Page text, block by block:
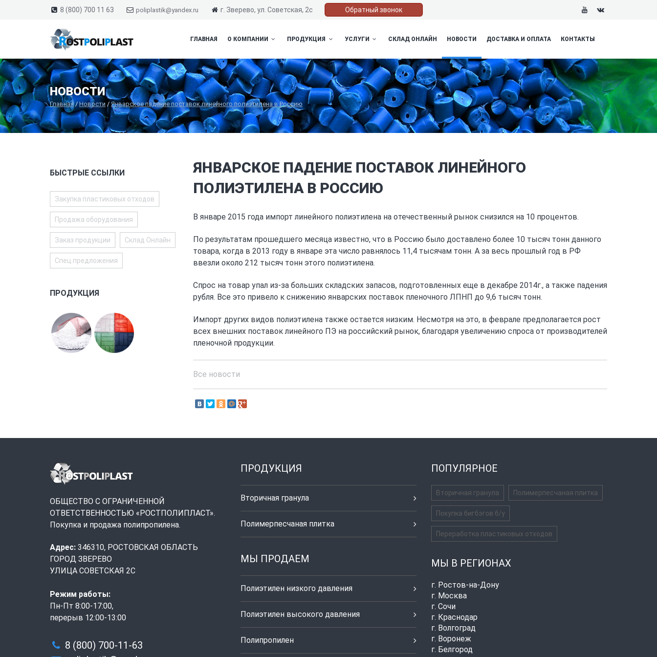
8 (800) 700 11 63 poliplastik@yandex.ru г. Зверево, ул. Советская, 2с Обратный звонок
ГЛАВНАЯ О КОМПАНИИ ПРОДУКЦИЯ УСЛУГИ СКЛАД ОНЛАЙН НОВОСТИ ДОСТАВКА И ОПЛАТА КОНТАКТЫ
НОВОСТИ
Главная/Новости / Январское падение поставок линейного полиэтилена в Россию
ЯНВАРСКОЕ ПАДЕНИЕ ПОСТАВОК ЛИНЕЙНОГО
ПОЛИЭТИЛЕНА В РОССИЮ
В январе 2015 года импорт линейного полиэтилена на отечественный рынок снизился на 10 процентов.
По результатам прошедшего месяца известно, что в Россию было доставлено более 10 тысяч тонн данного
товара, когда в 2013 году в январе эта число равнялось 11,4 тысячам тонн. А за весь прошлый год в РФ
ввезли около 212 тысяч тонн этого полиэтилена.
Спрос на товар упал из-за больших складских запасов, подготовленных еще в декабре 2014г., а также падения
рубля. Все это привело к снижению январских поставок пленочного ЛПНП до 9,6 тысяч тонн.
Импорт других видов полиэтилена также остается низким. Несмотря на это, в феврале предполагается рост
всех внешних поставок линейного ПЭ на российский рынок, благодаря увеличению спроса от производителей
пленочной продукции.
Все новости
БЫСТРЫЕ ССЫЛКИ
Закупка пластиковых отходов
Продажа оборудования
Заказ продукции Склад Онлайн
Спец.предложения
ПРОДУКЦИЯ
ОБЩЕСТВО С ОГРАНИЧЕННОЙ
ОТВЕТСТВЕННОСТЬЮ «РОСТПОЛИПЛАСТ».
Покупка и продажа полипропилена.
Адрес: 346310, РОСТОВСКАЯ ОБЛАСТЬ
ГОРОД ЗВЕРЕВО
УЛИЦА СОВЕТСКАЯ 2С
Режим работы:
Пн-Пт 8:00-17:00,
перерыв 12:00-13:00
8 (800) 700-11-63
ПРОДУКЦИЯ
Вторичная гранула
Полимерпесчаная плитка
МЫ ПРОДАЕМ
Полиэтилен низкого давления
Полиэтилен высокого давления
Полипропилен
ПОПУЛЯРНОЕ
Вторичная гранула Полимерпесчаная плитка
Покупка бигбэгов б/у
Переработка пластиковых отходов
МЫ В РЕГИОНАХ
г. Ростов-на-Дону
г. Москва
г. Сочи
г. Краснодар
г. Волгоград
г. Воронеж
г. Белгород